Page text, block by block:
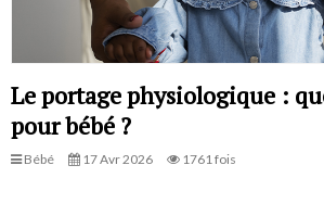
Le portage physiologique :
pour bébé ?
Bébé 17 Avr 2026 1761 fois